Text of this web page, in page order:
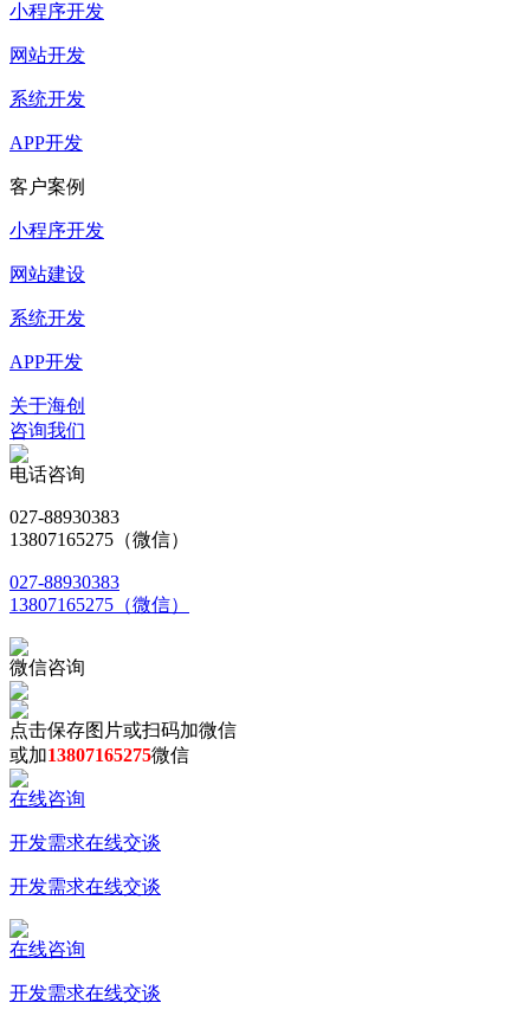
小程序开发
网站开发
系统开发
APP开发
客户案例
小程序开发
网站建设
系统开发
APP开发
关于海创
咨询我们
电话咨询
027-88930383
13807165275（微信）
027-88930383
13807165275（微信）
微信咨询
点击保存图片或扫码加微信
或加13807165275微信
在线咨询
开发需求在线交谈
开发需求在线交谈
在线咨询
开发需求在线交谈